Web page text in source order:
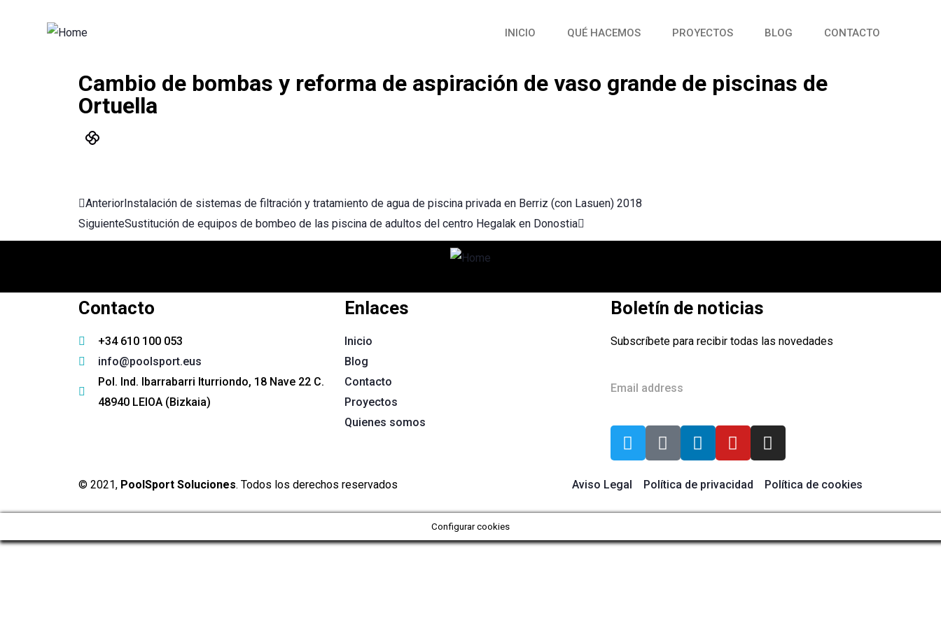
INICIO QUÉ HACEMOS PROYECTOS BLOG CONTACTO
Cambio de bombas y reforma de aspiración de vaso grande de piscinas de
Ortuella
AnteriorInstalación de sistemas de filtración y tratamiento de agua de piscina privada en Berriz (con Lasuen) 2018
SiguienteSustitución de equipos de bombeo de las piscina de adultos del centro Hegalak en Donostia
Contacto
+34 610 100 053
info@poolsport.eus
Pol. Ind. Ibarrabarri Iturriondo, 18 Nave 22 C.
48940 LEIOA (Bizkaia)
Enlaces
Inicio
Blog
Contacto
Proyectos
Quienes somos
Boletín de noticias
Subscríbete para recibir todas las novedades
© 2021, PoolSport Soluciones. Todos los derechos reservados Aviso Legal Política de privacidad Política de cookies
Configurar cookies